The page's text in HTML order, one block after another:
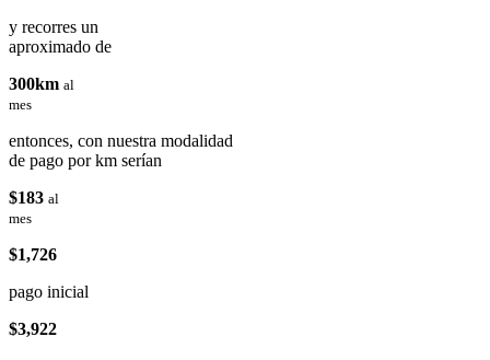
y recorres un
aproximado de
300km al
mes
entonces, con nuestra modalidad
de pago por km serían
$183 al
mes
$1,726
pago inicial
$3,922